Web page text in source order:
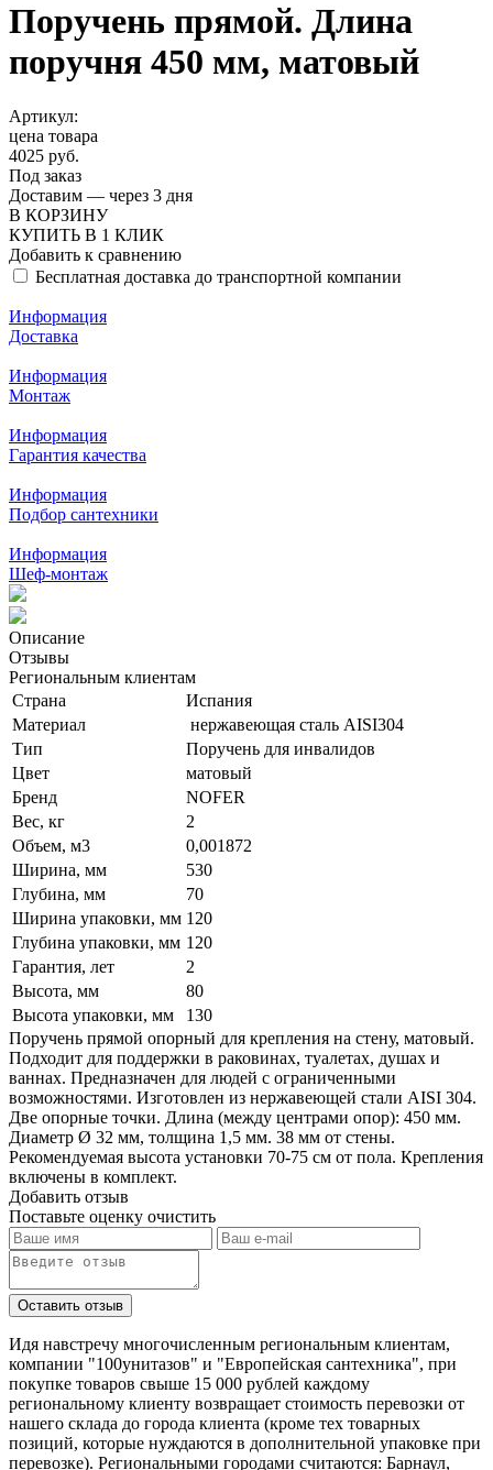
Поручень прямой. Длина
поручня 450 мм, матовый
Артикул:
цена товара
4025 руб.
Под заказ
Доставим — через 3 дня
В КОРЗИНУ
КУПИТЬ В 1 КЛИК
Добавить к сравнению
Бесплатная доставка до транспортной компании
Информация
Доставка
Информация
Монтаж
Информация
Гарантия качества
Информация
Подбор сантехники
Информация
Шеф-монтаж
Описание
Отзывы
Региональным клиентам
Страна
Испания
Материал
нержавеющая сталь AISI304
Тип
Поручень для инвалидов
Цвет
матовый
Бренд
NOFER
Вес, кг
2
Объем, м3
0,001872
Ширина, мм
530
Глубина, мм
70
Ширина упаковки, мм 120
Глубина упаковки, мм 120
Гарантия, лет
2
Высота, мм
80
Высота упаковки, мм
130
Поручень прямой опорный для крепления на стену, матовый.
Подходит для поддержки в раковинах, туалетах, душах и
ваннах. Предназначен для людей с ограниченными
возможностями. Изготовлен из нержавеющей стали AISI 304.
Две опорные точки. Длина (между центрами опор): 450 мм.
Диаметр Ø 32 мм, толщина 1,5 мм. 38 мм от стены.
Рекомендуемая высота установки 70-75 см от пола. Крепления
включены в комплект.
Добавить отзыв
Поставьте оценку очистить
Идя навстречу многочисленным региональным клиентам,
компании "100унитазов" и "Европейская сантехника", при
покупке товаров свыше 15 000 рублей каждому
региональному клиенту возвращает стоимость перевозки от
нашего склада до города клиента (кроме тех товарных
позиций, которые нуждаются в дополнительной упаковке при
перевозке). Региональными городами считаются: Барнаул,